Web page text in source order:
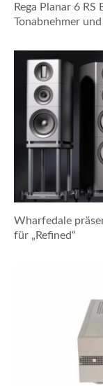
Rega Planar 6
Tonabnehmer
Wharfedale
für „Refined“